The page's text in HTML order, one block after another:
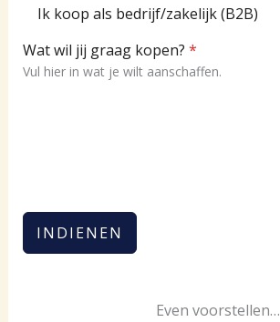
Ik koop als bedrijf/zakelijk (B2B)
Wat wil jij graag kopen? *
Vul hier in wat je wilt aanschaffen.
INDIENEN
Even voorstellen…